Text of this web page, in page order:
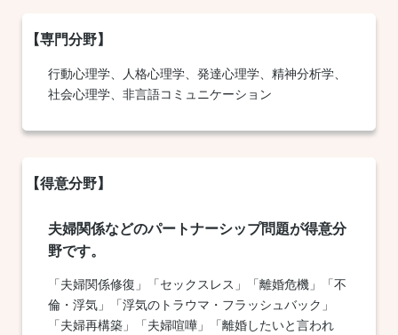
行動心理学 、人格心理学、 発達心理学 、精神分析学、
社会心理学、非言語コミュニケーション
夫婦関係などのパートナーシップ問題が得意分
野です。
「夫婦関係修復」「セックスレス」「離婚危機」「不
倫・浮気」「浮気のトラウマ・フラッシュバック」
「夫婦再構築」「夫婦喧嘩」「離婚したいと言われ